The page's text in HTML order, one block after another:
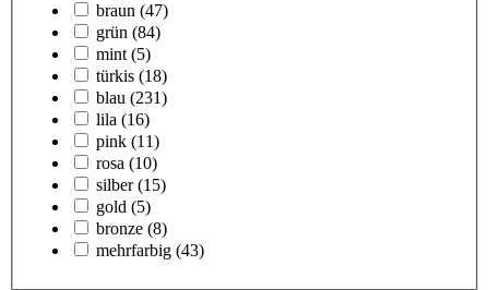
braun (47)
grün (84)
mint (5)
türkis (18)
blau (231)
lila (16)
pink (11)
rosa (10)
silber (15)
gold (5)
bronze (8)
mehrfarbig (43)